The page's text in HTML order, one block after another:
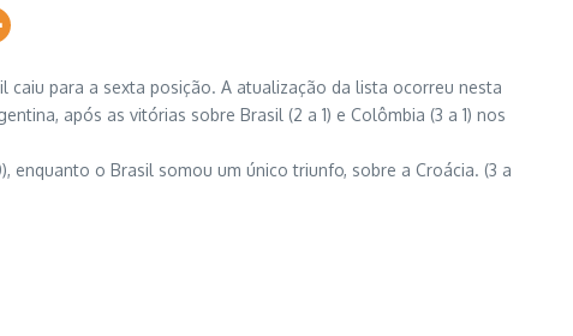
caiu para a sexta posição. A atualização da lista ocorreu nesta
após as vitórias sobre Brasil (2 a 1) e Colômbia (3 a 1) nos
enquanto o Brasil somou um único triunfo, sobre a Croácia. (3 a